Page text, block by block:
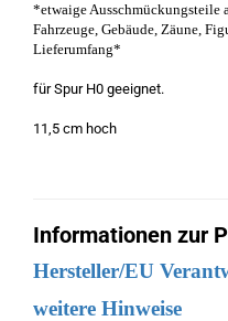
*etwaige Ausschmückungsteile
Fahrzeuge, Gebäude, Zäune,
Lieferumfang*
für Spur H0 geeignet.
11,5 cm hoch
Informationen zur
Hersteller/EU
weitere Hinweise